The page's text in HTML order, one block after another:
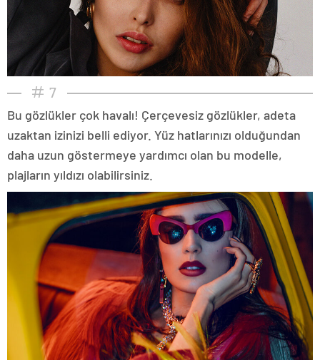
7
Bu gözlükler çok havalı! Çerçevesiz gözlükler, adeta
uzaktan izinizi belli ediyor. Yüz hatlarınızı olduğundan
daha uzun göstermeye yardımcı olan bu modelle,
plajların yıldızı olabilirsiniz.